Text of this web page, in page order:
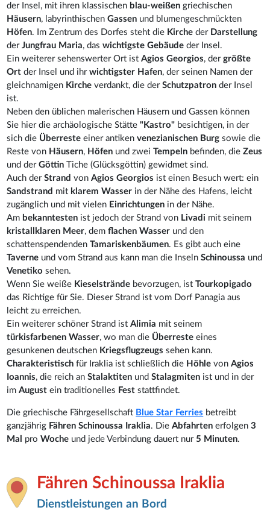
der Insel, mit ihren klassischen blau-weißen griechischen
Häusern, labyrinthischenGassen und blumengeschmückten
Höfen. Im Zentrum des Dorfes steht die Kircheder Darstellung
derJungfrau Maria, daswichtigste Gebäudeder Insel.
Ein weiterer sehenswerter Ort istAgios Georgios, dergrößte
Ortder Insel und ihrwichtigster Hafen, der seinen Namen der
gleichnamigen Kircheverdankt, die derSchutzpatronder Insel
ist.
Neben den üblichen malerischen Häusern und Gassen können
Sie hier die archäologische Stätte"Kastro" besichtigen, in der
sich die Überresteeiner antikenvenezianischen Burgsowie die
Reste von Häusern, Höfen und zweiTempeln befinden, dieZeus
und derGöttinTiche (Glücksgöttin) gewidmet sind.
Auch derStrandvonAgios Georgios ist einen Besuch wert: ein
Sandstrand mit klarem Wasser in der Nähe des Hafens, leicht
zugänglich und mit vielen Einrichtungen in der Nähe.
Am bekanntesten ist jedoch der Strand von Livadi mit seinem
kristallklaren Meer, demflachen Wasser und den
schattenspendendenTamariskenbäumen. Es gibt auch eine
Taverne und vom Strand aus kann man die InselnSchinoussa und
Venetikosehen.
Wenn Sie weiße Kieselstrände bevorzugen, istTourkopigado
das Richtige für Sie. Dieser Strand ist vom Dorf Panagia aus
leicht zu erreichen.
Ein weiterer schöner Strand istAlimia mit seinem
türkisfarbenen Wasser, wo man die Überresteeines
gesunkenen deutschen Kriegsflugzeugssehen kann.
Charakteristischfür Iraklia ist schließlich die HöhlevonAgios
Ioannis, die reich anStalaktiten undStalagmiten ist und in der
imAugustein traditionelles Feststattfindet.
Die griechische Fährgesellschaft Blue Star Ferries betreibt
ganzjährig Fähren Schinoussa Iraklia. DieAbfahrtenerfolgen3
Mal
proWoche und jede Verbindung dauert nur5 Minuten.
Fähren Schinoussa Iraklia
Dienstleistungen an Bord